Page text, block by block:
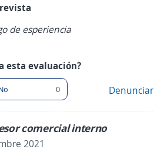
de esperiencia
esta evaluación?
0 Denunciar
comercial interno
2021